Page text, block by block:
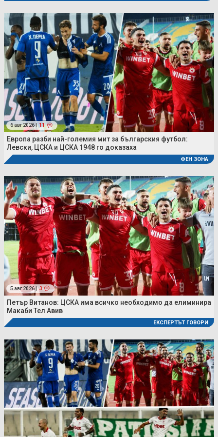
6 авг 2026 | 11
Европа разби най-големия мит за българския футбол:
Левски, ЦСКА и ЦСКА 1948 го доказаха
ФЕН ЗОНА
5 авг 2026 | 3
Петър Витанов: ЦСКА има всичко необходимо да елиминира
Макаби Тел Авив
ЕКСПЕРТЪТ ГОВОРИ